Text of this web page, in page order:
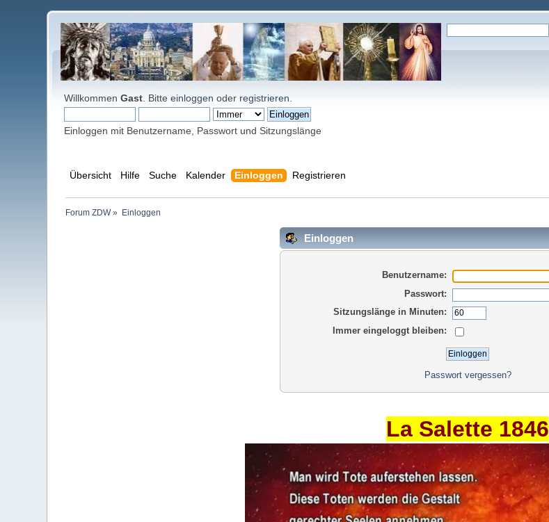
WillkommenGast . Bitteeinloggen oder registrieren
Einloggen mit Benutzername, Passwort und Sitzungslänge
Übersicht Hilfe Suche Kalender Einloggen Registrieren
Forum ZDW» Einloggen
Einloggen
Benutzername:
Passwort:
Sitzungslänge in Minuten:
Immer eingeloggt bleiben:
Passwort vergessen?
La Salette 1846